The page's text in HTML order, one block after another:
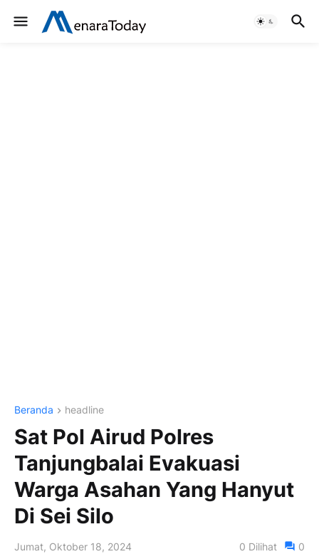
Beranda headline
Sat Pol Airud Polres
Tanjungbalai Evakuasi
Warga Asahan Yang Hanyut
Di Sei Silo
Jumat, Oktober 18, 2024 0 Dilihat 0